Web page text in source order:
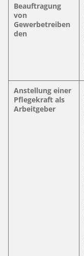
Beauftragung
von
Gewerbetreiben
den
Anstellung einer
Pflegekraft als
Arbeitgeber